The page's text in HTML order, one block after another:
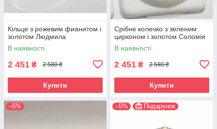
Кільце з рожевим фианитом і
золотом Людмила
В наявності
2 451 ₴ 2 580 ₴
Купити
Срібне колечко з зеленим
цирконом і золотом Соломія
В наявності
2 451 ₴ 2 580 ₴
Купити
–5% –5% Подарунок